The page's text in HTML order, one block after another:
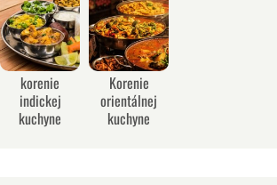
korenie
indickej
kuchyne
Korenie
orientálnej
kuchyne